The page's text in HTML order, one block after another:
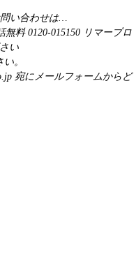
い合わせは…
。
宛にメールフォームからど